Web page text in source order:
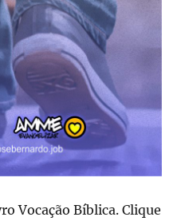
Vocação Bíblica. Clique